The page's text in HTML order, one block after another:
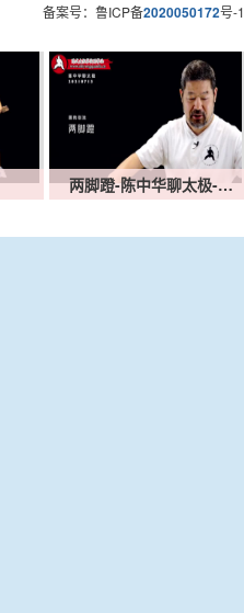
两脚蹬-陈中华聊太极-…
备案号：鲁ICP备2020050172号-1